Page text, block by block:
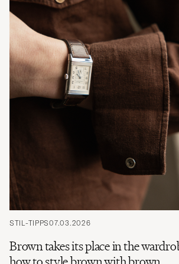
STIL-TIPPS07.03.2026
Brown takes its place in the